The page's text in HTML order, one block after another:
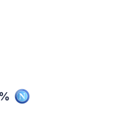
in occasione del gol. Il risultato è ora di 0 -